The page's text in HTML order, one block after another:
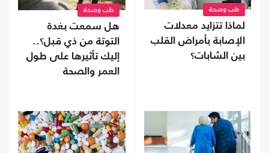
طب وصحة
لماذا تتزايد معدلات
الإصابة بأمراض القلب
بين الشابات؟
طب وصحة
هل سمعت بغدة
التوتة من ذي قبل؟..
إليك تأثيرها على طول
العمر والصحة